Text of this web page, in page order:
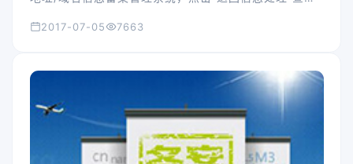
成”。
2017-07-05 7663